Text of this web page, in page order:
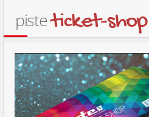
pisteticket-shop